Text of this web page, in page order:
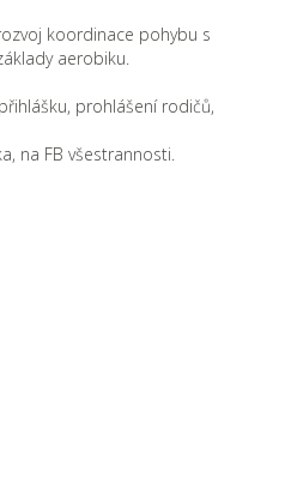
koordinace pohybu s
aerobiku.
prohlášení rodičů,
na FB všestrannosti.